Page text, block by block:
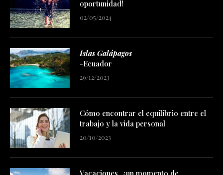
oportunidad!
02/05/2024
Islas Galápagos
-Ecuador
29/12/2023
Cómo encontrar el equilibrio entre el
trabajo y la vida personal
20/10/2023